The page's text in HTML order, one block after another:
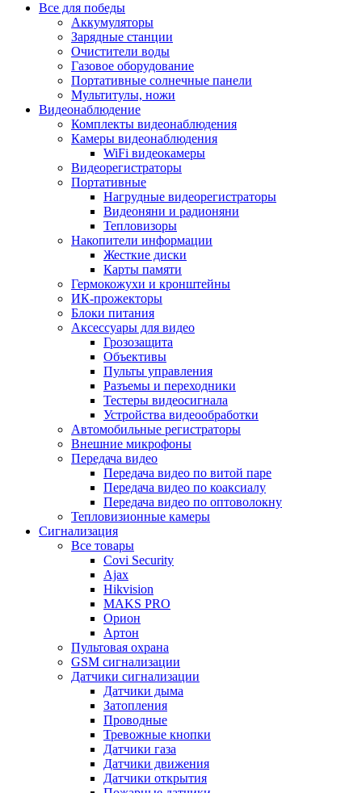
Все для победы
Аккумуляторы
Зарядные станции
Очистители воды
Газовое оборудование
Портативные солнечные панели
Мультитулы, ножи
Видеонаблюдение
Комплекты видеонаблюдения
Камеры видеонаблюдения
WiFi видеокамеры
Видеорегистраторы
Портативные
Нагрудные видеорегистраторы
Видеоняни и радионяни
Тепловизоры
Накопители информации
Жесткие диски
Карты памяти
Гермокожухи и кронштейны
ИК-прожекторы
Блоки питания
Аксессуары для видео
Грозозащита
Объективы
Пульты управления
Разъемы и переходники
Тестеры видеосигнала
Устройства видеообработки
Автомобильные регистраторы
Внешние микрофоны
Передача видео
Передача видео по витой паре
Передача видео по коаксиалу
Передача видео по оптоволокну
Тепловизионные камеры
Сигнализация
Все товары
Covi Security
Ajax
Hikvision
MAKS PRO
Орион
Артон
Пультовая охрана
GSM сигнализации
Датчики сигнализации
Датчики дыма
Затопления
Проводные
Тревожные кнопки
Датчики газа
Датчики движения
Датчики открытия